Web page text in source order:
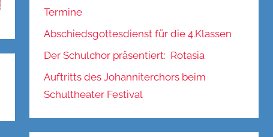
Termine
Abschiedsgottesdienst für die 4.Klassen
Der Schulchor präsentiert: Rotasia
Auftritts des Johanniterchors beim
Schultheater Festival